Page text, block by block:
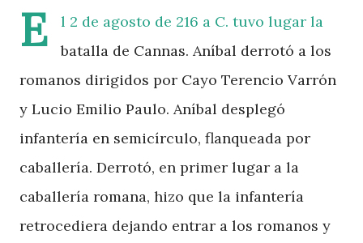
E
l 2 de agosto de 216 a C. tuvo lugar la
batalla de Cannas. Aníbal derrotó a los
romanos dirigidos por Cayo Terencio Varrón
y Lucio Emilio Paulo. Aníbal desplegó
infantería en semicírculo, flanqueada por
caballería. Derrotó, en primer lugar a la
caballería romana, hizo que la infantería
retrocediera dejando entrar a los romanos y